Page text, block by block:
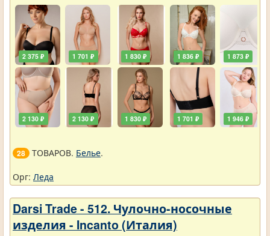
2 375 ₽
2 130 ₽
1 701 ₽
2 130 ₽
1 830 ₽
1 830 ₽
1 836 ₽
1 701 ₽
1 873 ₽
1 946 ₽
28 ТОВАРОВ. Белье.
Орг: Леда
Darsi Trade - 512. Чулочно-носочные
изделия - Incanto (Италия)